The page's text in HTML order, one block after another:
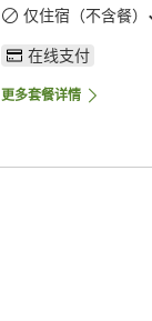
仅住宿（不含餐）
在线支付
更多套餐详情